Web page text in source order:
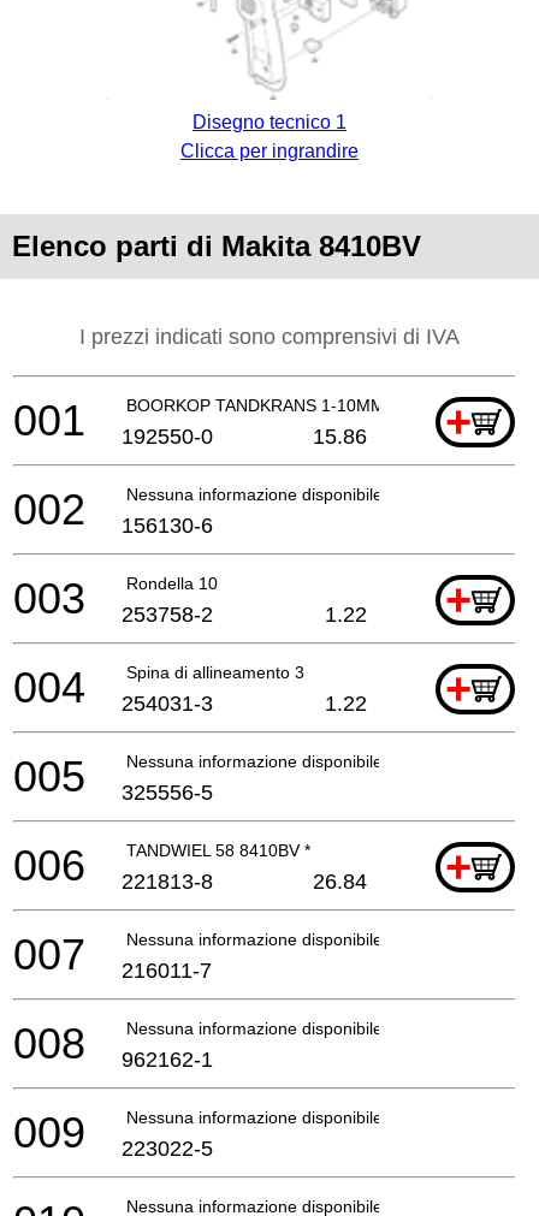
Disegno tecnico 1
Clicca per ingrandire
Elenco parti di Makita 8410BV
I prezzi indicati sono comprensivi di IVA
BOORKOP TANDKRANS 1-10MM +
001 192550-0 15.86
Nessuna informazione disponibile, non ordinabile
002 156130-6
Rondella 10 +
003 253758-2 1.22
Spina di allineamento 3 +
004 254031-3 1.22
Nessuna informazione disponibile, non ordinabile
005 325556-5
TANDWIEL 58 8410BV * +
006 221813-8 26.84
Nessuna informazione disponibile, non ordinabile
007 216011-7
Nessuna informazione disponibile, non ordinabile
008 962162-1
Nessuna informazione disponibile, non ordinabile
009 223022-5
Nessuna informazione disponibile, non ordinabile